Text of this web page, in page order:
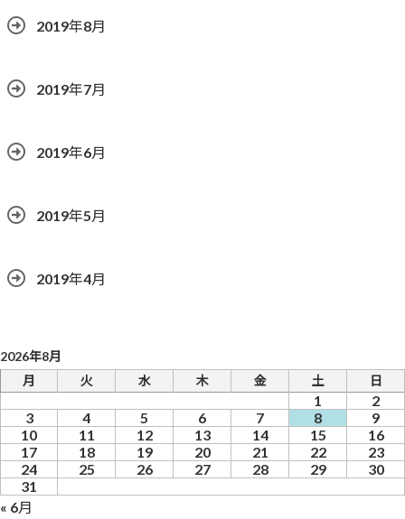
2019年8月
2019年7月
2019年6月
2019年5月
2019年4月
2026年8月
月
火 水 木 金 土 日
1
2
3
4 5 6 7 8
9
10
11 12 13 14 15
16
17
18 19 20 21 22
23
24
25 26 27 28 29
30
31
« 6月